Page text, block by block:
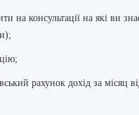
на консультації на які ви
рахунок дохід за місяц